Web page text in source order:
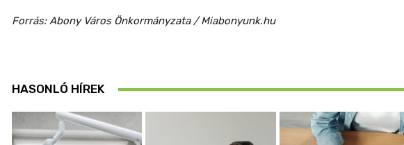
Forrás: Abony Város Önkormányzata / Miabonyunk.hu
HASONLÓ HÍREK